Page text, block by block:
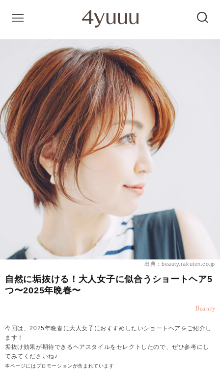
出典：beauty.rakuten.co.jp
自然に垢抜ける！大人女子に似合うショートヘア5
つ〜2025年晩春〜
Beauty
今回は、2025年晩春に大人女子におすすめしたいショートヘアをご紹介し
ます！
垢抜け効果が期待できるヘアスタイルをセレクトしたので、ぜひ参考にし
てみてくださいね♪
本ページにはプロモーションが含まれています